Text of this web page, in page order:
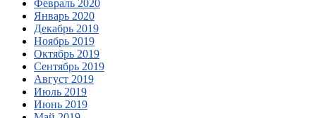
Февраль 2020
Январь 2020
Декабрь 2019
Ноябрь 2019
Октябрь 2019
Сентябрь 2019
Август 2019
Июль 2019
Июнь 2019